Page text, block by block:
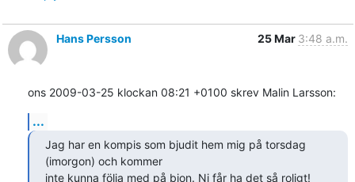
Hans Persson 25 Mar 3:48 a.m.
ons 2009-03-25 klockan 08:21 +0100 skrev Malin Larsson:
...
Jag har en kompis som bjudit hem mig på torsdag
(imorgon) och kommer
inte kunna följa med på bion. Ni får ha det så roligt!